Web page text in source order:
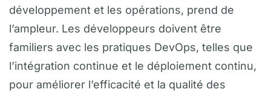
développement et les opérations, prend de
l’ampleur. Les développeurs doivent être
familiers avec les pratiques DevOps, telles que
l’intégration continue et le déploiement continu,
pour améliorer l’efficacité et la qualité des